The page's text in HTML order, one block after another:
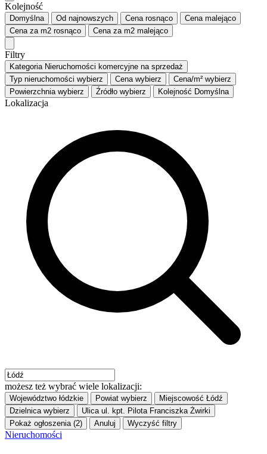
Kolejność
Domyślna Od najnowszych Cena rosnąco Cena malejąco
Cena za m2 rosnąco Cena za m2 malejąco
Filtry
Kategoria Nieruchomości komercyjne na sprzedaż
Typ nieruchomości wybierz Cena wybierz Cena/m² wybierz
Powierzchnia wybierz Źródło wybierz Kolejność Domyślna
Lokalizacja
możesz też wybrać wiele lokalizacji:
Województwo łódzkie Powiat wybierz Miejscowość Łódź
Dzielnica wybierz Ulica ul. kpt. Pilota Franciszka Żwirki
Pokaż ogłoszenia (2)
Anuluj Wyczyść filtry
Nieruchomości